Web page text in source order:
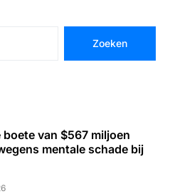
Zoeken
van $567 miljoen
mentale schade bij